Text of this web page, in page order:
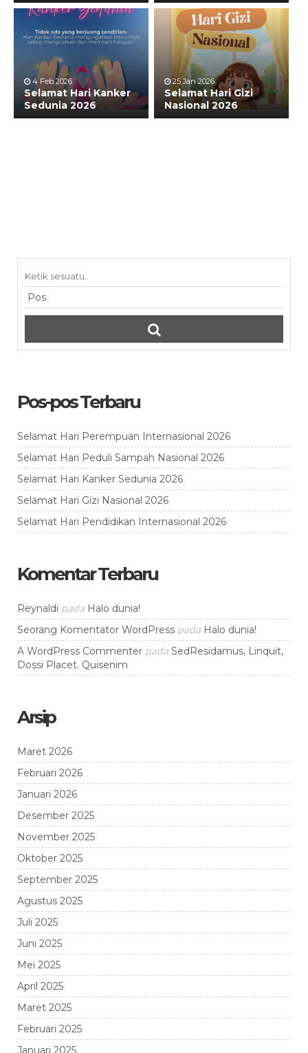
4 Feb 2026
Selamat Hari Kanker
Sedunia 2026
25 Jan 2026
Selamat Hari Gizi
Nasional 2026
Pos-pos Terbaru
Selamat Hari Perempuan Internasional 2026
Selamat Hari Peduli Sampah Nasional 2026
Selamat Hari Kanker Sedunia 2026
Selamat Hari Gizi Nasional 2026
Selamat Hari Pendidikan Internasional 2026
Komentar Terbaru
Reynaldi pada Halo dunia!
Seorang Komentator WordPress pada Halo dunia!
A WordPress Commenter pada SedResidamus, Linquit,
Dossi Placet. Quisenim
Arsip
Maret 2026
Februari 2026
Januari 2026
Desember 2025
November 2025
Oktober 2025
September 2025
Agustus 2025
Juli 2025
Juni 2025
Mei 2025
April 2025
Maret 2025
Februari 2025
Januari 2025